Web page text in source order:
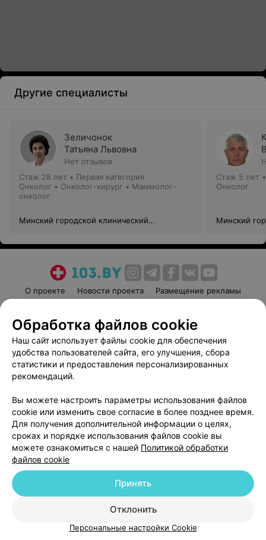
Другие специалисты
Зеличонок
Татьяна Львовна
Нет отзывов
Стаж 28 лет • Первая категория
Онколог • Онколог-хирург • Маммолог-
онколог
Минский городской клинический
Стаж 5 лет
Онколог
Минский
О проекте Новости проекта
Размещение рекламы
Пользовательское соглашение
Способы оплаты
Вакансии
Партнеры
Написать руководителю 103.by
Обработка персональных данных
© 2026 ООО «Артокс Лаб», УНП 191700409
| 220012, Республика Беларусь,
Служба поддержки +375 291212755
Обработка файлов cookie
Наш сайт использует файлы cookie для обеспечения
удобства пользователей сайта, его улучшения, сбора
статистики и предоставления персонализированных
рекомендаций.
Вы можете настроить параметры использования файлов
cookie или изменить свое согласие в более позднее время.
Для получения дополнительной информации о целях,
сроках и порядке использования файлов cookie вы
можете ознакомиться с нашей Политикой обработки
файлов cookie
Отклонить
Принять
Персональные настройки Cookie